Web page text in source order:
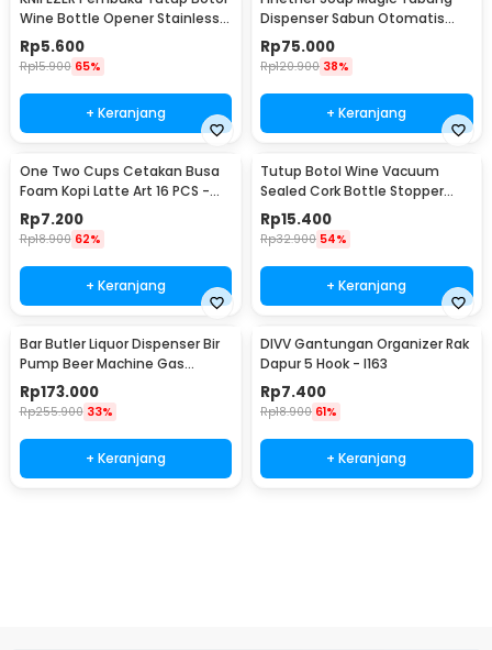
Wine Bottle Opener Stainless
Steel - WS01
Rp5.600
Rp15.900 65%
+ Keranjang
Dispenser Sabun Otomatis
400ml - AD-03
Rp75.000
Rp120.900 38%
+ Keranjang
One Two Cups Cetakan Busa
Foam Kopi Latte Art 16 PCS -
JJYE01
Rp7.200
Rp18.900 62%
+ Keranjang
Tutup Botol Wine Vacuum
Sealed Cork Bottle Stopper
Stainless Steel - G94529
Rp15.400
Rp32.900 54%
+ Keranjang
Bar Butler Liquor Dispenser Bir
Pump Beer Machine Gas
Station 900ml - P-36
Rp173.000
Rp255.900 33%
+ Keranjang
DIVV Gantungan Organizer Rak
Dapur 5 Hook - I163
Rp7.400
Rp18.900 61%
+ Keranjang